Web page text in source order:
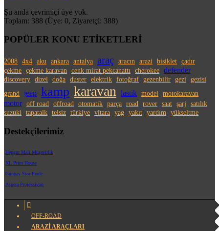
Şu anda çevrimiçi üye yok.
Toplam: 388 (Üye: 0, Ziyaretçi: 388)
POPÜLER KONU ETİKETLERİ
2008 4x4 aku ankara antalya araç aracın arazi bisiklet çadır
çekme çekme karavan cenk mirat pekcanattı cherokee defender
discovery dizel doğa duster elektrik fotoğraf gezenbilir gezi
gezisi
grand
jeep kamp karavan lastik model motokaravan
motor off road offroad otomatik parça road rover saat şarj
satılık
suzuki
tapatalk telsiz türkiye vitara yag yakıt yardım yükseltme
Destekçilerimiz
Hepgur Mali Müşavirlik
XL Print House
Günpay Stor Perde
Aspera Projeksiyon
OFF-ROAD
ARAZİ ARAÇLARI